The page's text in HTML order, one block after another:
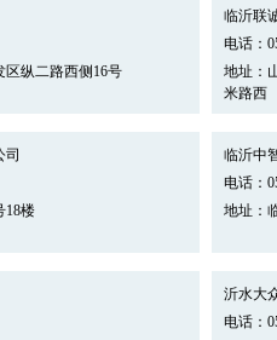
纵二路西侧16号
临沂联
电话：
地址：
米路西
司
18楼
临沂中
电话：
地址：
沂水大
电话：